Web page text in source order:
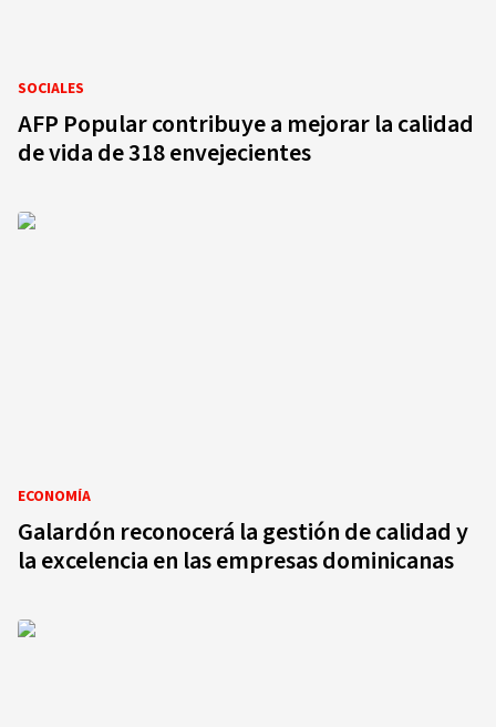
SOCIALES
AFP Popular contribuye a mejorar la calidad
de vida de 318 envejecientes
ECONOMÍA
Galardón reconocerá la gestión de calidad y
la excelencia en las empresas dominicanas